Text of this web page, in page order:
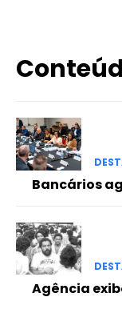
Bancários
Agência